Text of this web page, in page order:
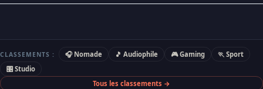
CLASSEMENTS : 🎧 Nomade 🎵 Audiophile 🎮 Gaming
🏃 Sport
🎛 Studio
Tous les classements →